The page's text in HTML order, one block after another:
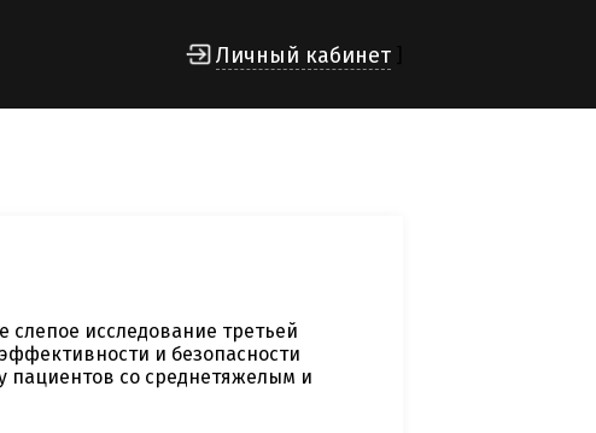
Личный кабинет
исследование третьей
и безопасности
пациентов со среднетяжелым и